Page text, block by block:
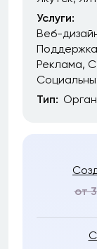
Услуги:
Веб-
Реклама
Тип:
от